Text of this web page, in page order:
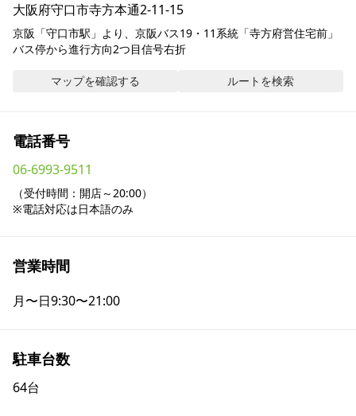
Contact us in English
大阪府守口市寺方本通2-11-15
京阪「守口市駅」より、京阪バス19・11系統「寺方府営住宅前」
バス停から進行方向2つ目信号右折
マップを確認する ルートを検索
電話番号
06-6993-9511
（受付時間：開店～20:00）
※電話対応は日本語のみ
営業時間
月〜日9:30〜21:00
駐車台数
64台